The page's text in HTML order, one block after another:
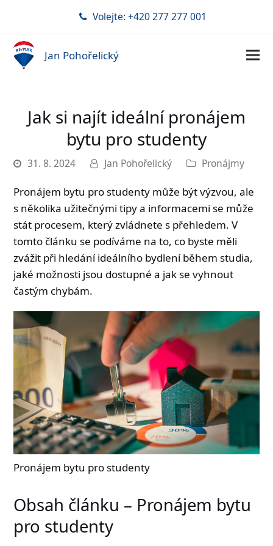
Volejte: +420 277 277 001
Jan Pohořelický
Jak si najít ideální pronájem
bytu pro studenty
31. 8. 2024 Jan Pohořelický Pronájmy
Pronájem bytu pro studenty může být výzvou, ale
s několika užitečnými tipy a informacemi se může
stát procesem, který zvládnete s přehledem. V
tomto článku se podíváme na to, co byste měli
zvážit při hledání ideálního bydlení během studia,
jaké možnosti jsou dostupné a jak se vyhnout
častým chybám.
Pronájem bytu pro studenty
Obsah článku – Pronájem bytu
pro studenty